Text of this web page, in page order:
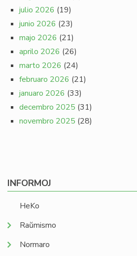
julio 2026 (19)
junio 2026 (23)
majo 2026 (21)
aprilo 2026 (26)
marto 2026 (24)
februaro 2026 (21)
januaro 2026 (33)
decembro 2025 (31)
novembro 2025 (28)
INFORMOJ
HeKo
Raŭmismo
Normaro